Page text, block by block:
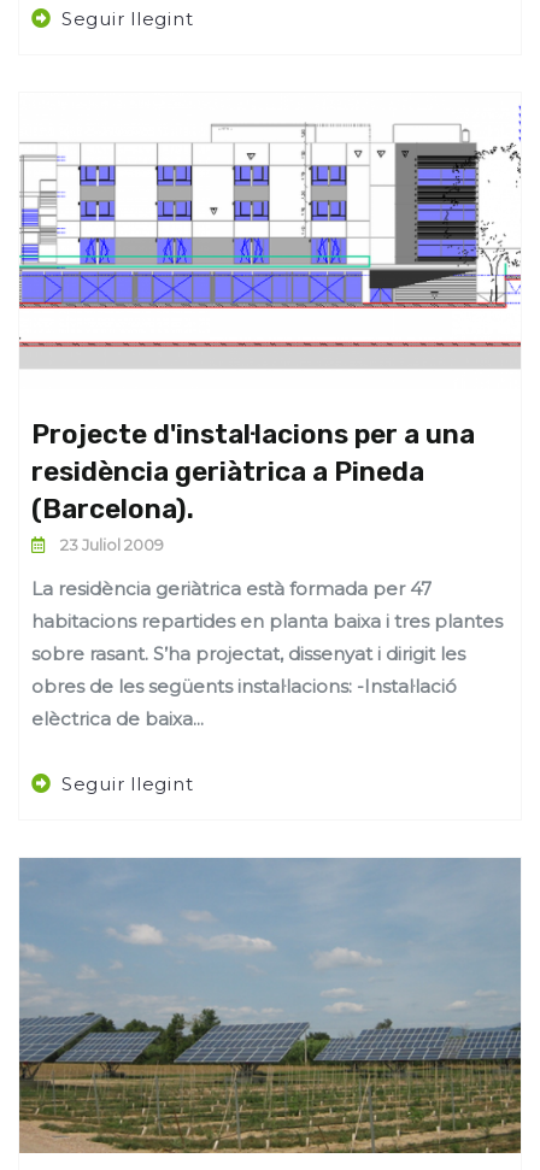
Seguir llegint
Projecte d'instal·lacions per a una
residència geriàtrica a Pineda
(Barcelona).
23 Juliol 2009
La residència geriàtrica està formada per 47
habitacions repartides en planta baixa i tres plantes
sobre rasant. S’ha projectat, dissenyat i dirigit les
obres de les següents instal·lacions: -Instal·lació
elèctrica de baixa...
Seguir llegint